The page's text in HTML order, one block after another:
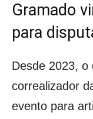
Gramado
para
Desde 2023, o
correalizador
evento para